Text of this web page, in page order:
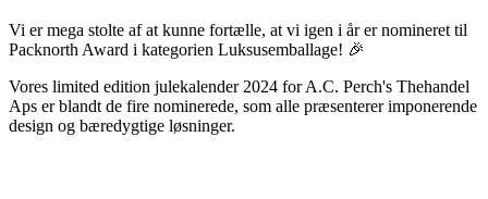
Vi er mega stolte af at kunne fortælle, at vi igen i år er nomineret til
Packnorth Award i kategorien Luksusemballage! 🎉
Vores limited edition julekalender 2024 for A.C. Perch's Thehandel
Aps er blandt de fire nominerede, som alle præsenterer imponerende
design og bæredygtige løsninger.